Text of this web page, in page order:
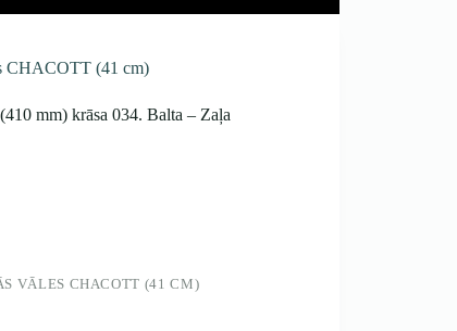
CHACOTT (41 cm)
mm) krāsa 034. Balta – Zaļa
VĀLES CHACOTT (41 CM)